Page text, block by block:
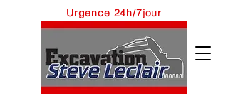
Urgence 24h/7jour